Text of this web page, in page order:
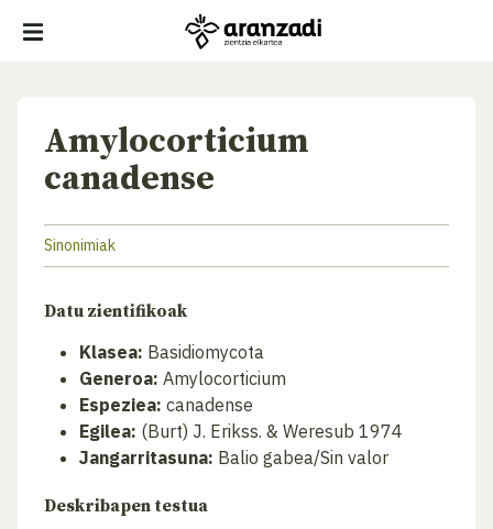
Amylocorticium
canadense
Sinonimiak
Datu zientifikoak
Klasea: Basidiomycota
Generoa: Amylocorticium
Espeziea: canadense
Egilea: (Burt) J. Erikss. & Weresub 1974
Jangarritasuna: Balio gabea/Sin valor
Deskribapen testua